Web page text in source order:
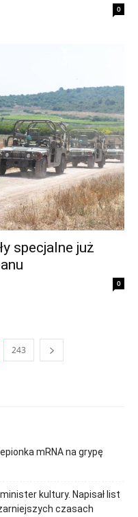
0
specjalne już
0
243
mRNA na grypę
kultury. Napisał list
czasach